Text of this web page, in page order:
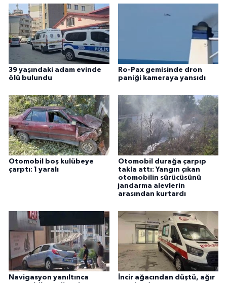
39 yaşındaki adam evinde
ölü bulundu
Ro-Pax gemisinde dron
paniği kameraya yansıdı
Otomobil boş kulübeye
çarptı: 1 yaralı
Otomobil durağa çarpıp
takla attı: Yangın çıkan
otomobilin sürücüsünü
jandarma alevlerin
arasından kurtardı
Navigasyon yanıltınca
İncir ağacından düştü, ağır